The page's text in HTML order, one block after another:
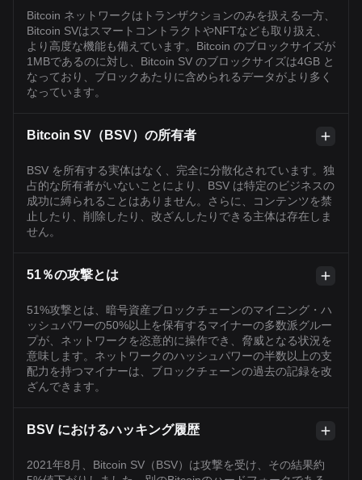
Bitcoin ネットワークはトランザクションのみを扱える一方、
Bitcoin SVはスマートコントラクトやNFTなども取り扱え、
より高度な機能も備えています。Bitcoin のブロックサイズが
1MBであるのに対し、Bitcoin SV のブロックサイズは4GB と
なっており、ブロックあたりに含められるデータがより多く
なっています。
Bitcoin SV（BSV）の所有者
BSV を所有する実体はなく、完全に分散化されています。独
占的な所有者がいないことにより、BSV は特定のビジネスの
成功に縛られることはありません。さらに、コンテンツを禁
止したり、削除したり、改ざんしたりできる主体は存在しま
せん。
51％の攻撃とは
51%攻撃とは、暗号資産ブロックチェーンのマイニング・ハ
ッシュパワーの50%以上を保有するマイナーの多数派グルー
プが、ネットワークを恣意的に操作でき、脅威となる状況を
意味します。ネットワークのハッシュパワーの半数以上の支
配力を持つマイナーは、ブロックチェーンの過去の記録を改
ざんできます。
BSV におけるハッキング履歴
2021年8月、Bitcoin SV（BSV）は攻撃を受け、その結果約